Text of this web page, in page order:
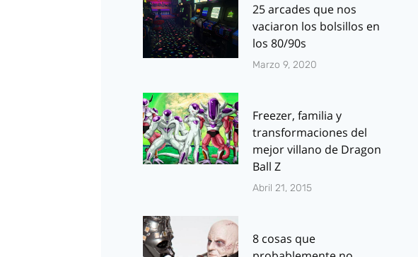
25 arcades que nos
vaciaron los bolsillos en
los 80/90s
Marzo 9, 2020
Freezer, familia y
transformaciones del
mejor villano de Dragon
Ball Z
Abril 21, 2015
8 cosas que